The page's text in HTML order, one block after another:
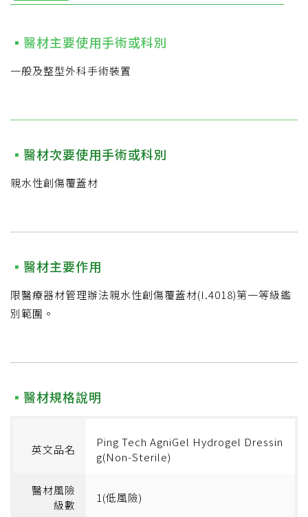
醫材主要使用手術或科別
一般及整型外科手術裝置
醫材次要使用手術或科別
親水性創傷覆蓋材
醫材主要作用
限醫療器材管理辦法親水性創傷覆蓋材(I.4018)第一等級鑑
別範圍。
醫材規格說明
英文品名
Ping Tech AgniGel Hydrogel Dressin
g(Non-Sterile)
醫材風險
級數
1(低風險)